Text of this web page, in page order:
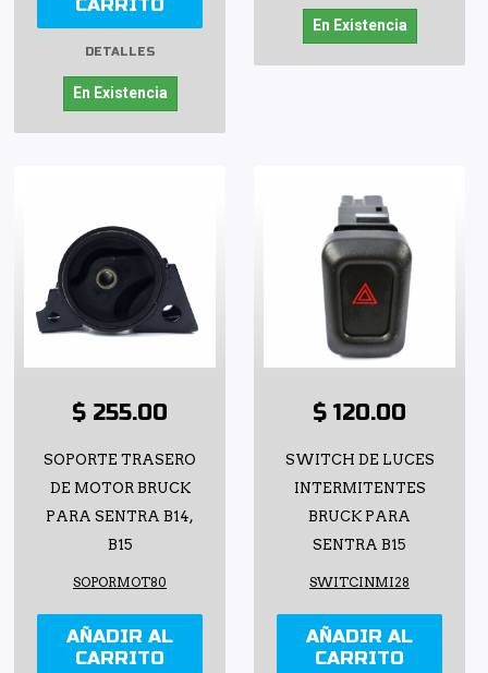
CARRITO
DETALLES
En Existencia
En Existencia
$ 255.00
SOPORTE TRASERO
DE MOTOR BRUCK
PARA SENTRA B14,
B15
SOPORMOT80
AÑADIR AL
CARRITO
$ 120.00
SWITCH DE LUCES
INTERMITENTES
BRUCK PARA
SENTRA B15
SWITCINMI28
AÑADIR AL
CARRITO